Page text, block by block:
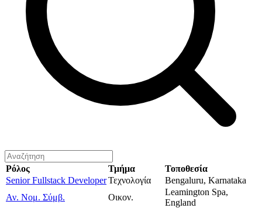
Ρόλος Τμήμα
Τοποθεσία
Senior Fullstack DeveloperΤεχνολογία
Bengaluru, Karnataka
Αν. Νομ. Σύμβ.
Οικον.
Leamington Spa,
England